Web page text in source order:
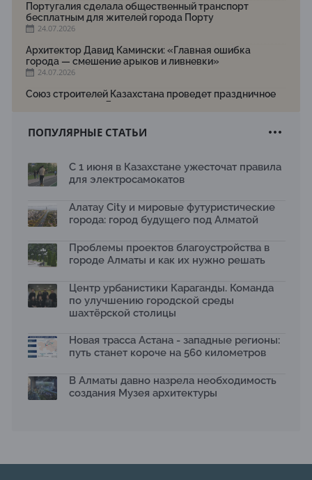
Португалия сделала общественный транспорт
бесплатным для жителей города Порту
24.07.2026
Архитектор Давид Камински: «Главная ошибка
города — смешение арыков и ливневки»
24.07.2026
Союз строителей Казахстана проведет праздничное
мероприятие ко Дню строителя
Новый Строительный кодекс: что изменилось для
Бауыржана Байбахтиева
17.07.2026
рободоставки в Астане
15.07.2026
2026 принимает заявки до 31 июля
13.07.2026
темой новой выставки в «Целинном»
13.07.2026
Қазақстан»: воспитанники подарили вторую жизнь
отходам
08.07.2026
Ко Дню столицы в Нуре благоустроили шесть
общественных пространств
06.07.2026
МЧС усилило мониторинг рек и моренных озер после
ПОПУЛЯРНЫЕ СТАТЬИ
С 1 июня в Казахстане ужесточат правила
для электросамокатов
Алатау City и мировые футуристические
города: город будущего под Алматой
Проблемы проектов благоустройства в
городе Алматы и как их нужно решать
Центр урбанистики Караганды. Команда
по улучшению городской среды
шахтёрской столицы
Новая трасса Астана - западные регионы:
путь станет короче на 560 километров
В Алматы давно назрела необходимость
создания Музея архитектуры